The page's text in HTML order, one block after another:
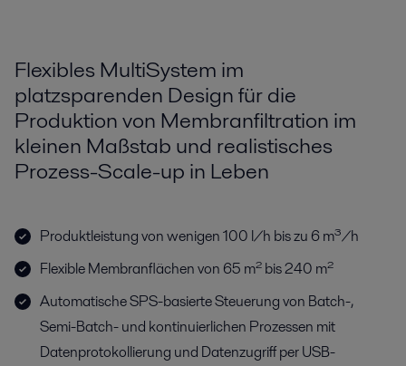
Flexibles MultiSystem im
platzsparenden Design für die
Produktion von Membranfiltration im
kleinen Maßstab und realistisches
Prozess-Scale-up in Leben
Produktleistung von wenigen 100 l/h bis zu 6 m³/h
Flexible Membranflächen von 65 m² bis 240 m²
Automatische SPS-basierte Steuerung von Batch-,
Semi-Batch- und kontinuierlichen Prozessen mit
Datenprotokollierung und Datenzugriff per USB-